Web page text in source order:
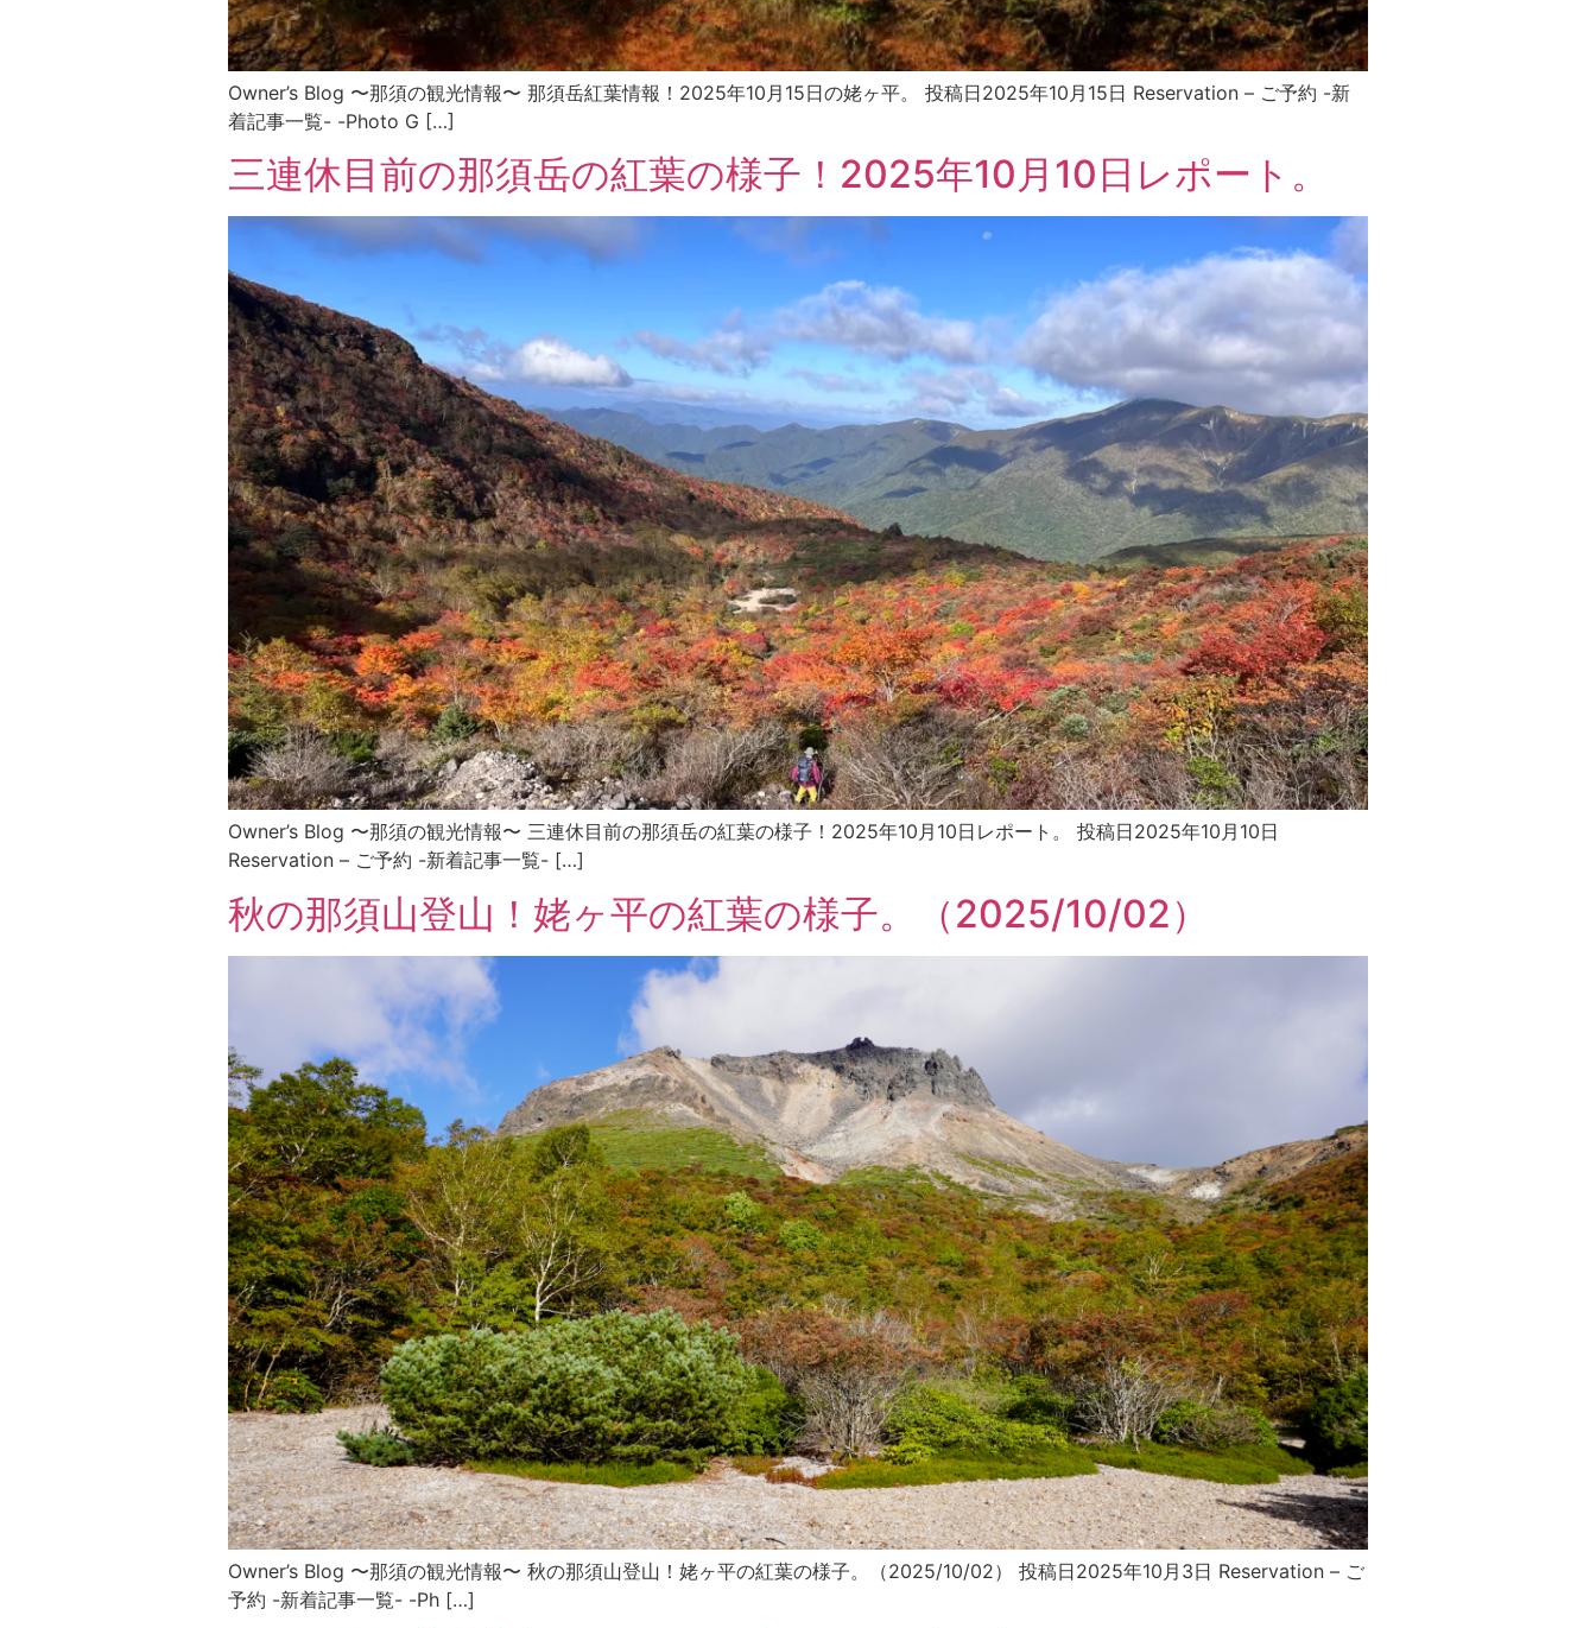
Owner’s Blog 〜那須の観光情報〜 那須岳紅葉情報！2025年10月15日の姥ヶ平。 投稿日2025年10月15日 Reservation – ご予約 -新
着記事一覧- -Photo G […]
三連休目前の那須岳の紅葉の様子！2025年10月10日レポート。
Owner’s Blog 〜那須の観光情報〜 三連休目前の那須岳の紅葉の様子！2025年10月10日レポート。 投稿日2025年10月10日
Reservation – ご予約 -新着記事一覧- […]
秋の那須山登山！姥ヶ平の紅葉の様子。（2025/10/02）
Owner’s Blog 〜那須の観光情報〜 秋の那須山登山！姥ヶ平の紅葉の様子。（2025/10/02） 投稿日2025年10月3日 Reservation – ご
予約 -新着記事一覧- -Ph […]